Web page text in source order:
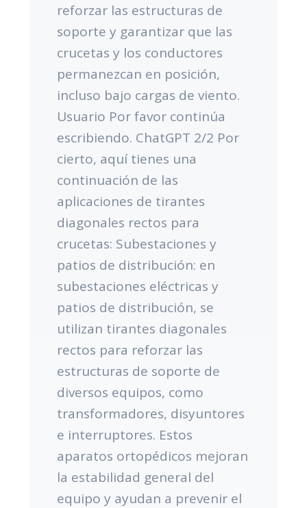
reforzar las estructuras de
soporte y garantizar que las
crucetas y los conductores
permanezcan en posición,
incluso bajo cargas de viento.
Usuario Por favor continúa
escribiendo. ChatGPT 2/2 Por
cierto, aquí tienes una
continuación de las
aplicaciones de tirantes
diagonales rectos para
crucetas: Subestaciones y
patios de distribución: en
subestaciones eléctricas y
patios de distribución, se
utilizan tirantes diagonales
rectos para reforzar las
estructuras de soporte de
diversos equipos, como
transformadores, disyuntores
e interruptores. Estos
aparatos ortopédicos mejoran
la estabilidad general del
equipo y ayudan a prevenir el